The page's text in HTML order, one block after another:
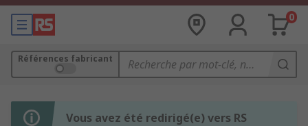
0
Références fabricant
Vous avez été redirigé(e) vers RS